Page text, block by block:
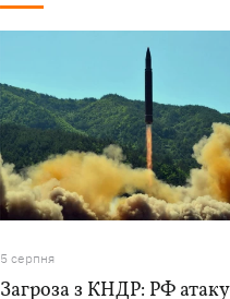
5 серпня
Загроза з КНДР: РФ